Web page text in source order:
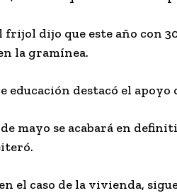
frijol dijo que este año con
la gramínea.
educación destacó el apoyo
de mayo se acabará en
el caso de la vivienda,